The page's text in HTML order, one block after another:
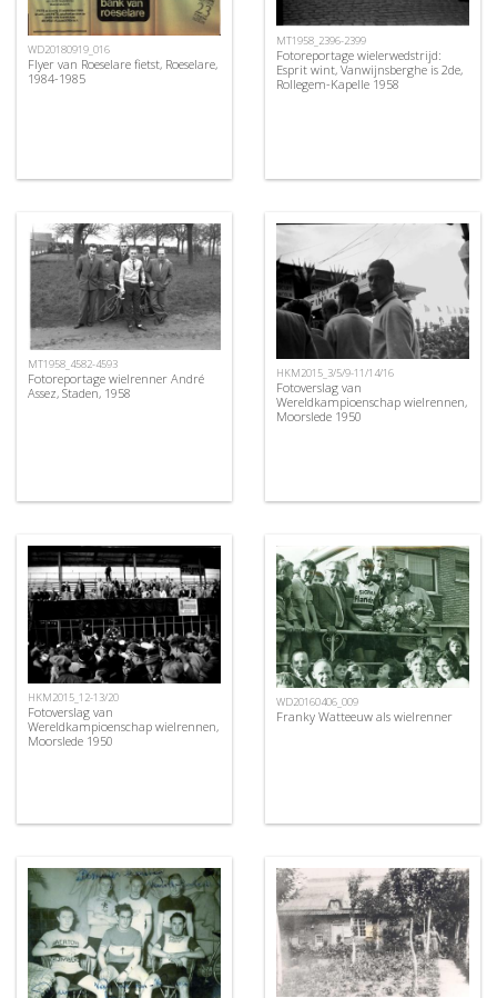
WD20180919_016
Flyer van Roeselare fietst, Roeselare,
1984-1985
MT1958_2396-2399
Fotoreportage wielerwedstrijd:
Esprit wint, Vanwijnsberghe is 2de,
Rollegem-Kapelle 1958
MT1958_4582-4593
Fotoreportage wielrenner André
Assez, Staden, 1958
HKM2015_3/5/9-11/14/16
Fotoverslag van
Wereldkampioenschap wielrennen,
Moorslede 1950
HKM2015_12-13/20
Fotoverslag van
Wereldkampioenschap wielrennen,
Moorslede 1950
WD20160406_009
Franky Watteeuw als wielrenner